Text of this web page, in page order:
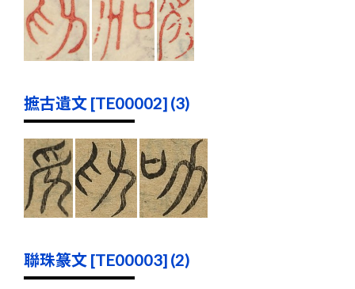
摭古遺文 [TE00002] (3)
聯珠篆文 [TE00003] (2)